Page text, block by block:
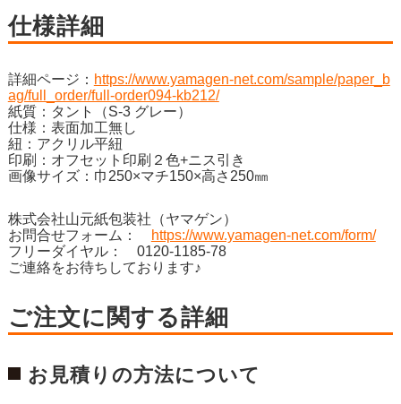
仕様詳細
詳細ページ： https://www.yamagen-net.com/sample/paper_b
ag/full_order/full-order094-kb212/
紙質：タント（S-3 グレー）
仕様：表面加工無し
紐：アクリル平紐
印刷：オフセット印刷２色+ニス引き
画像サイズ：巾250×マチ150×高さ250㎜
株式会社山元紙包装社（ヤマゲン）
お問合せフォーム：
https://www.yamagen-net.com/form/
フリーダイヤル： 0120-1185-78
ご連絡をお待ちしております♪
ご注文に関する詳細
お見積りの方法について